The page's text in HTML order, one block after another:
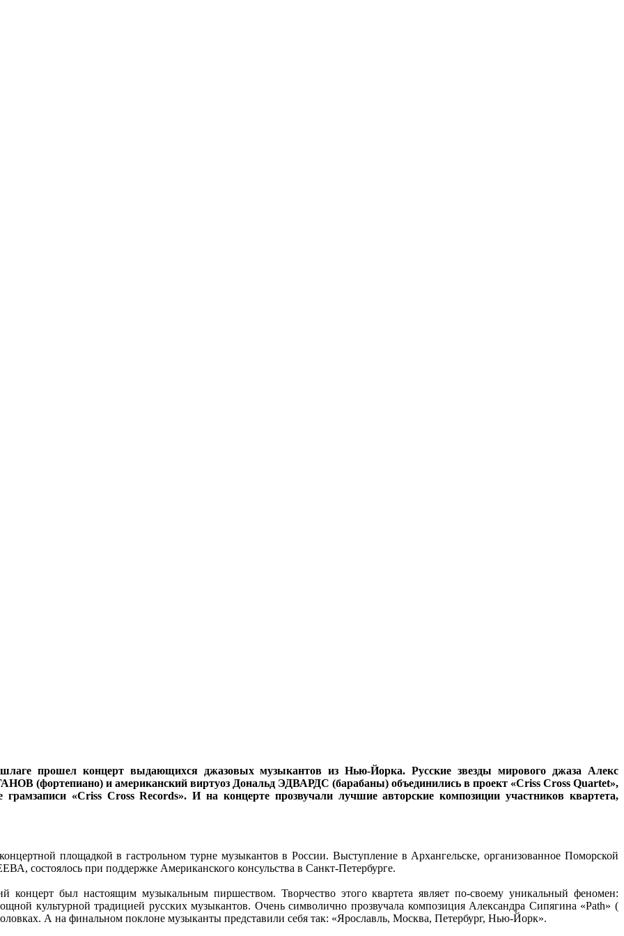
прошел концерт выдающихся джазовых музыкантов из Нью-Йорка. Русские звезды мирового джаза Алекс
и американский виртуоз Дональд ЭДВАРДС (барабаны) объединились в проект «Criss Cross Quartet»,
«Criss Cross Records». И на концерте прозвучали лучшие авторские композиции участников квартета,
площадкой в гастрольном турне музыкантов в России. Выступление в Архангельске, организованное Поморской
состоялось при поддержке Американского консульства в Санкт-Петербурге.
был настоящим музыкальным пиршеством. Творчество этого квартета являет по-своему уникальный феномен:
культурной традицией русских музыкантов. Очень символично прозвучала композиция Александра Сипягина «Path» (
А на финальном поклоне музыканты представили себя так: «Ярославль, Москва, Петербург, Нью-Йорк».